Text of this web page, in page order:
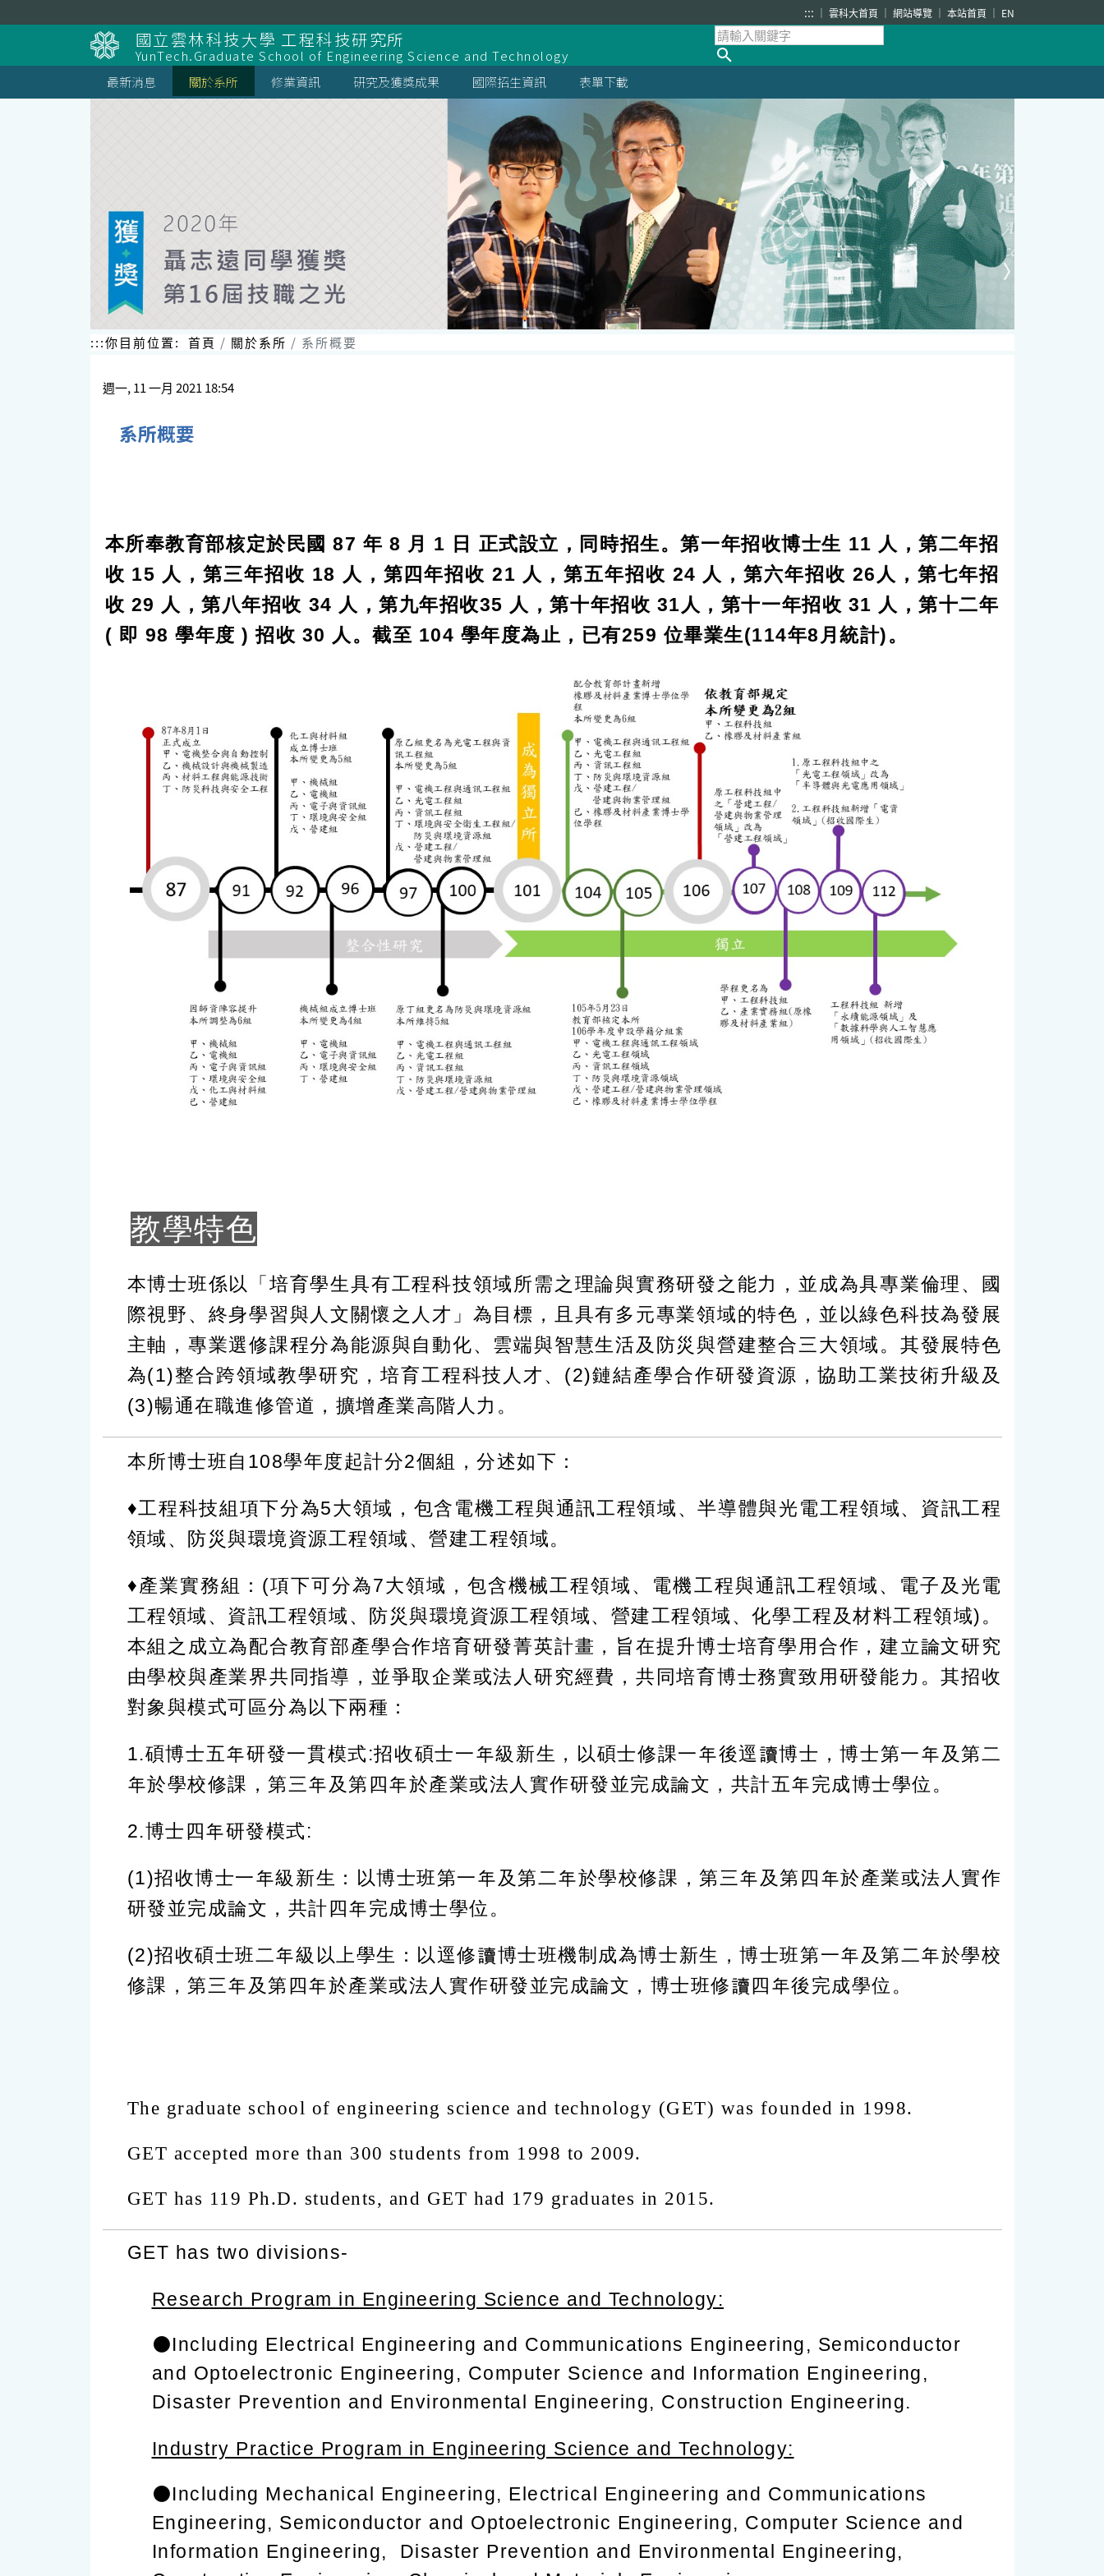
到
::: 雲科大首頁 網站導覽 本站首頁 EN
國立雲林科技大學 工程科技研究所
YunTech.Graduate School of Engineering Science and Technology
最新消息
關於系所 修業資訊 研究及獲獎成果 國際招生資訊 表單下載
:::你目前位置: 首頁 關於系所 系所概要
週一, 11 一月 2021 18:54
系所概要
本所奉教育部核定於民國 87 年 8 月 1 日 正式設立，同時招生。第一年招收博士生 11 人，第二年招
收 15 人，第三年招收 18 人，第四年招收 21 人，第五年招收 24 人，第六年招收 26人，第七年招
收 29 人，第八年招收 34 人，第九年招收35 人，第十年招收 31人，第十一年招收 31 人，第十二年
( 即 98 學年度 ) 招收 30 人。截至 104 學年度為止，已有259 位畢業生(114年8月統計)。
教學特色
本博士班係以「培育學生具有工程科技領域所需之理論與實務研發之能力，並成為具專業倫理、國
際視野、終身學習與人文關懷之人才」為目標，且具有多元專業領域的特色，並以綠色科技為發展
主軸，專業選修課程分為能源與自動化、雲端與智慧生活及防災與營建整合三大領域。其發展特色
為(1)整合跨領域教學研究，培育工程科技人才、(2)鏈結產學合作研發資源，協助工業技術升級及
(3)暢通在職進修管道，擴增產業高階人力。
本所博士班自108學年度起計分2個組，分述如下：
♦工程科技組項下分為5大領域，包含電機工程與通訊工程領域、半導體與光電工程領域、資訊工程
領域、防災與環境資源工程領域、營建工程領域。
♦產業實務組：(項下可分為7大領域，包含機械工程領域、電機工程與通訊工程領域、電子及光電
工程領域、資訊工程領域、防災與環境資源工程領域、營建工程領域、化學工程及材料工程領域)。
本組之成立為配合教育部產學合作培育研發菁英計畫，旨在提升博士培育學用合作，建立論文研究
由學校與產業界共同指導，並爭取企業或法人研究經費，共同培育博士務實致用研發能力。其招收
對象與模式可區分為以下兩種：
1.碩博士五年研發一貫模式:招收碩士一年級新生，以碩士修課一年後逕讀博士，博士第一年及第二
年於學校修課，第三年及第四年於產業或法人實作研發並完成論文，共計五年完成博士學位。
2.博士四年研發模式:
(1)招收博士一年級新生：以博士班第一年及第二年於學校修課，第三年及第四年於產業或法人實作
研發並完成論文，共計四年完成博士學位。
(2)招收碩士班二年級以上學生：以逕修讀博士班機制成為博士新生，博士班第一年及第二年於學校
修課，第三年及第四年於產業或法人實作研發並完成論文，博士班修讀四年後完成學位。
The graduate school of engineering science and technology (GET) was founded in 1998.
GET accepted more than 300 students from 1998 to 2009.
GET has 119 Ph.D. students, and GET had 179 graduates in 2015.
GET has two divisions-
Research Program in Engineering Science and Technology:
⚫️Including Electrical Engineering and Communications Engineering, Semiconductor
and Optoelectronic Engineering, Computer Science and Information Engineering,
Disaster Prevention and Environmental Engineering, Construction Engineering.
Industry Practice Program in Engineering Science and Technology:
⚫️Including Mechanical Engineering, Electrical Engineering and Communications
Engineering, Semiconductor and Optoelectronic Engineering, Computer Science and
Information Engineering, Disaster Prevention and Environmental Engineering,